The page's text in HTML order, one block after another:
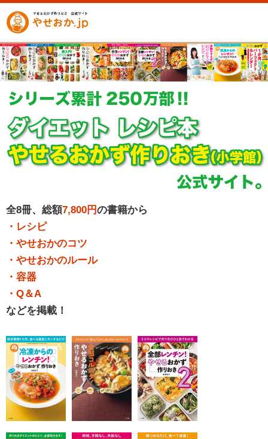
全8冊、総額7,800円の書籍から
・レシピ
・やせおかのコツ
・やせおかのルール
・容器
・Q＆A
などを掲載！